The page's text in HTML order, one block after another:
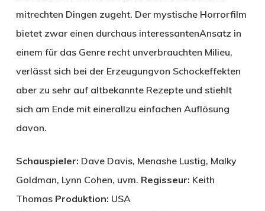
mitrechten Dingen zugeht. Der mystische Horrorfilm
bietet zwar einen durchaus interessantenAnsatz in
einem für das Genre recht unverbrauchten Milieu,
verlässt sich bei der Erzeugungvon Schockeffekten
aber zu sehr auf altbekannte Rezepte und stiehlt
sich am Ende mit einerallzu einfachen Auflösung
davon.
Schauspieler: Dave Davis, Menashe Lustig, Malky
Goldman, Lynn Cohen, uvm. Regisseur: Keith
Thomas Produktion: USA